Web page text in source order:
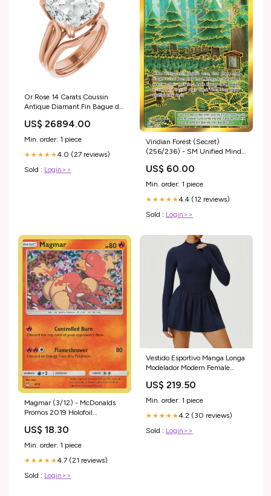
Or Rose 14 Carats Coussin
Antique Diamant Fin Bague de
US$ 26894.00
Min. order: 1 piece
★★★★★4.0 (27 reviews)
Sold : Login>>
Viridian Forest (Secret)
(256/236) - SM Unified Minds
US$ 60.00
Min. order: 1 piece
★★★★★4.4 (12 reviews)
Sold : Login>>
Magmar (3/12) - McDonalds
Promos 2019 Holofoil
US$ 18.30
Min. order: 1 piece
★★★★★4.7 (21 reviews)
Sold : Login>>
Vestido Esportivo Manga Longa
Modelador Modern Female
US$ 219.50
Min. order: 1 piece
★★★★★4.2 (30 reviews)
Sold : Login>>